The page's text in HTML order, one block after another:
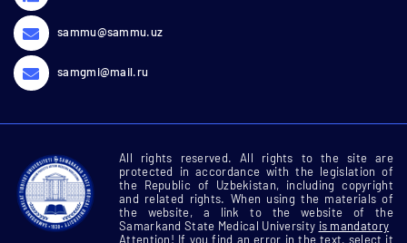
sammu@sammu.uz
samgmi@mail.ru
All rights reserved. All rights to the site are
protected in accordance with the legislation of
the Republic of Uzbekistan, including copyright
and related rights. When using the materials of
the website, a link to the website of the
Samarkand State Medical University is mandatory
Attention! If you find an error in the text, select it